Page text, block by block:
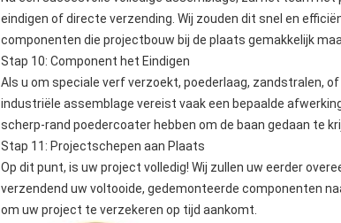
eindigen of directe verzending. Wij zouden dit snel en
componenten die projectbouw bij de plaats gemakkelijk
Stap 10: Component het Eindigen
Als u om speciale verf verzoekt, poederlaag, zandstralen,
industriële assemblage vereist vaak een bepaalde
scherp-rand poedercoater hebben om de baan gedaan te
Stap 11: Projectschepen aan Plaats
Op dit punt, is uw project volledig! Wij zullen uw eerder
verzendend uw voltooide, gedemonteerde componenten
om uw project te verzekeren op tijd aankomt.